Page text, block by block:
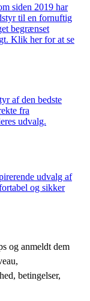
siden 2019 har
til en fornuftig
begrænset
Klik her for at se
af den bedste
fra
udvalg.
udvalg af
og sikker
og anmeldt dem
betingelser,